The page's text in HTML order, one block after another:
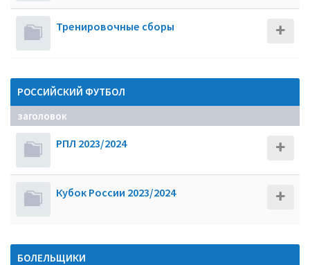
Тренировочные сборы
РОССИЙСКИЙ ФУТБОЛ
заголовок
РПЛ 2023/2024
Кубок России 2023/2024
БОЛЕЛЬЩИКИ